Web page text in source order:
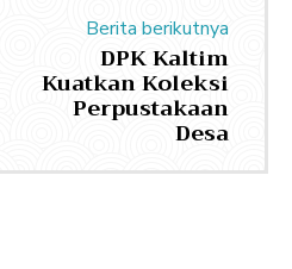
Berita berikutnya
DPK Kaltim
Kuatkan Koleksi
Perpustakaan
Desa